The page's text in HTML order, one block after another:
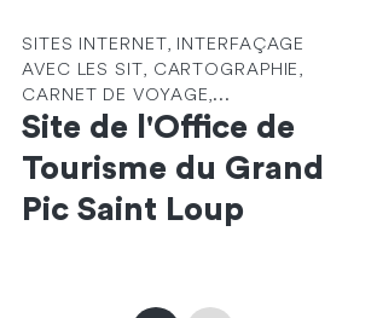
SITES INTERNET, INTERFAÇAGE
AVEC LES SIT, CARTOGRAPHIE,
CARNET DE VOYAGE,...
Site de l'Office de
Tourisme du Grand
Pic Saint Loup